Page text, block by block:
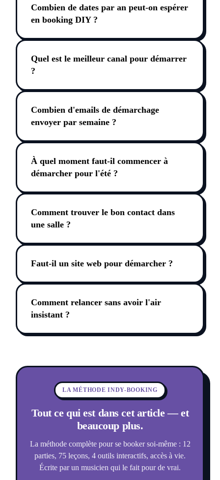
Combien de dates par an peut-on espérer
en booking DIY ?
Quel est le meilleur canal pour démarrer
?
Combien d'emails de démarchage
envoyer par semaine ?
À quel moment faut-il commencer à
démarcher pour l'été ?
Comment trouver le bon contact dans
une salle ?
Faut-il un site web pour démarcher ?
Comment relancer sans avoir l'air
insistant ?
LA MÉTHODE INDY-BOOKING
Tout ce qui est dans cet article — et
beaucoup plus.
La méthode complète pour se booker soi-même : 12
parties, 75 leçons, 4 outils interactifs, accès à vie.
Écrite par un musicien qui le fait pour de vrai.